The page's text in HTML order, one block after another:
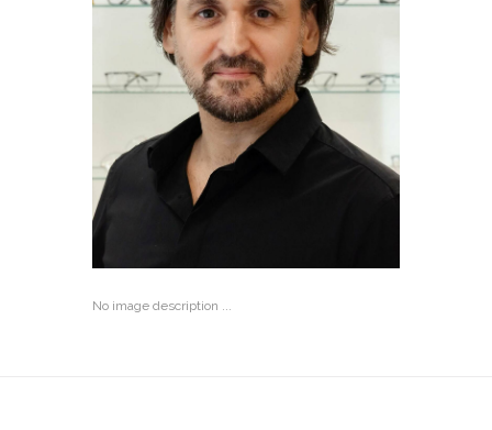
No image description ...